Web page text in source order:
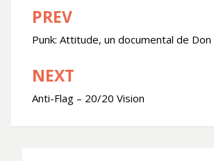
Navegación
de
entradas
PREV
Punk: Attitude, un documental de
NEXT
Anti-Flag – 20/20 Vision